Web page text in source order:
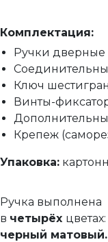
Прочее
Комплектация:
Ручки дверные
Ключ
Винты-
Крепеж
Упаковка:
Ручка выполнена
в четырёх цветах:
черный матовый.